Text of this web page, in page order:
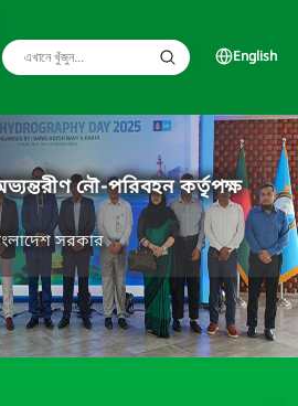
English
নৌ-পরিবহন কর্তৃপক্ষ
সরকার